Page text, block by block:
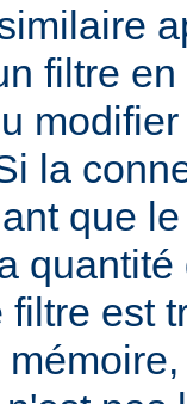
filtre
la
que
est